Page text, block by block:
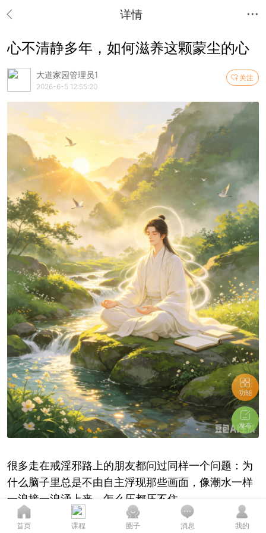
详情
心不清静多年，如何滋养这颗蒙尘的心
关注
大道家园管理员1
2026-6-5 12:55:20
很多走在戒淫邪路上的朋友都问过同样一个问题：为
什么脑子里总是不由自主浮现那些画面，像潮水一样
一浪接一浪涌上来，怎么压都压不住。
您的态度至关重要...
功能
发布
首页 课程 圈子 消息 我的